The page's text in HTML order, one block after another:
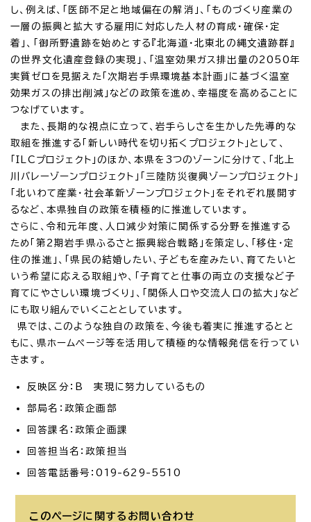
し、例えば、「医師不足と地域偏在の解消」、「ものづくり産業の
一層の振興と拡大する雇用に対応した人材の育成・確保・定
着」、「御所野遺跡を始めとする『北海道・北東北の縄文遺跡群』
の世界文化遺産登録の実現」、「温室効果ガス排出量の2050年
実質ゼロを見据えた「次期岩手県環境基本計画」に基づく温室
効果ガスの排出削減」などの政策を進め、幸福度を高めることに
つなげています。
また、長期的な視点に立って、岩手らしさを生かした先導的な
取組を推進する「新しい時代を切り拓くプロジェクト」として、
「ILCプロジェクト」のほか、本県を3つのゾーンに分けて、「北上
川バレーゾーンプロジェクト」「三陸防災復興ゾーンプロジェクト」
「北いわて産業・社会革新ゾーンプロジェクト」をそれぞれ展開す
るなど、本県独自の政策を積極的に推進しています。
さらに、令和元年度、人口減少対策に関係する分野を推進する
ため「第2期岩手県ふるさと振興総合戦略」を策定し、「移住・定
住の推進」、「県民の結婚したい、子どもを産みたい、育てたいと
いう希望に応える取組」や、「子育てと仕事の両立の支援など子
育てにやさしい環境づくり」、「関係人口や交流人口の拡大」など
にも取り組んでいくこととしています。
県では、このような独自の政策を、今後も着実に推進するとと
もに、県ホームページ等を活用して積極的な情報発信を行ってい
きます。
反映区分：B 実現に努力しているもの
部局名：政策企画部
回答課名：政策企画課
回答担当名：政策担当
回答電話番号：019-629-5510
このページに関する お問い合わせ